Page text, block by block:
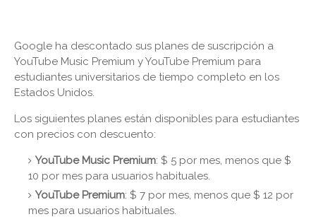
Google ha descontado sus planes de suscripción a
YouTube Music Premium y YouTube Premium para
estudiantes universitarios de tiempo completo en los
Estados Unidos.
Los siguientes planes están disponibles para estudiantes
con precios con descuento:
YouTube Music Premium: $ 5 por mes, menos que $
10 por mes para usuarios habituales.
YouTube Premium: $ 7 por mes, menos que $ 12 por
mes para usuarios habituales.